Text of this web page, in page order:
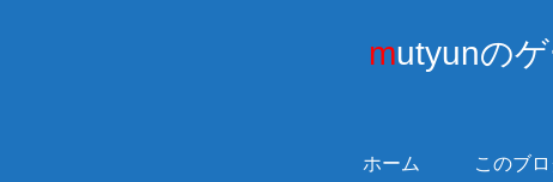
mutyunの
ホーム このブ